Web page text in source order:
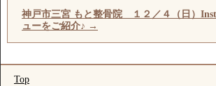
神戸市三宮 もと整骨院 １２／４（日）
ューをご紹介♪ →
Top